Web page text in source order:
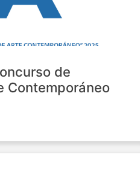
de
Contemporáneo